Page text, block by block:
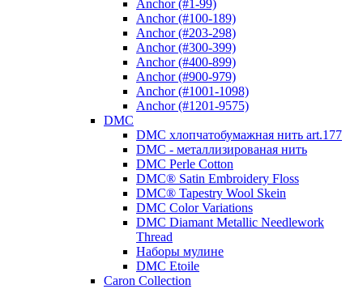
Anchor (#1-99)
Anchor (#100-189)
Anchor (#203-298)
Anchor (#300-399)
Anchor (#400-899)
Anchor (#900-979)
Anchor (#1001-1098)
Anchor (#1201-9575)
DMC
DMC хлопчатобумажная нить art.177
DMC - металлизированая нить
DMC Perle Cotton
DMC® Satin Embroidery Floss
DMC® Tapestry Wool Skein
DMC Color Variations
DMC Diamant Metallic Needlework
Thread
Наборы мулине
DMC Etoile
Caron Collection